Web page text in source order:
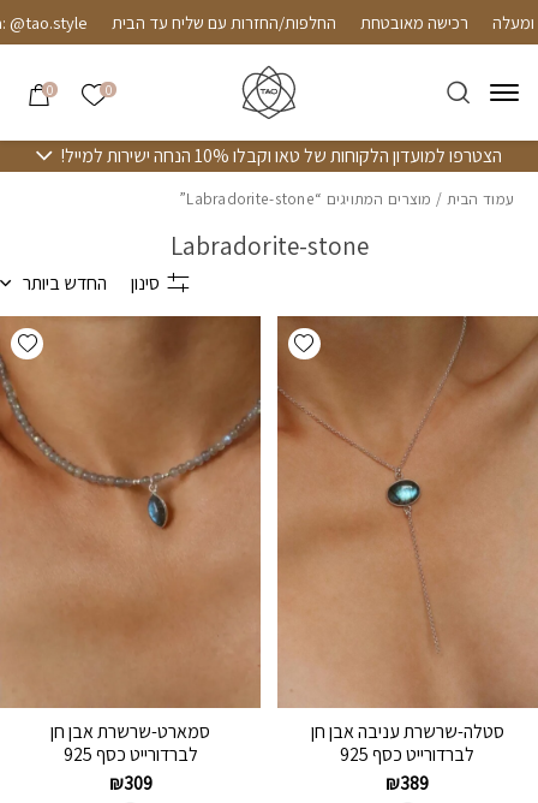
Skip to Contentרכישה מאובטחת החלפות/החזרות עם שליח עד הבית
0 הרשימה
0
הצטרפו למועדון הלקוחות של טאו וקבלו 10% הנחה ישירות למייל!
עמוד הבית / מוצרים המתויגים “Labradorite-stone”
Labradorite-stone
סינון החדש ביותר
Add wishlist
סטלה-שרשרת עניבה אבן חן
לברדורייט כסף 925
₪389
סמארט-שרשרת אבן חן
לברדורייט כסף 925
₪309
בחזרה למעלה